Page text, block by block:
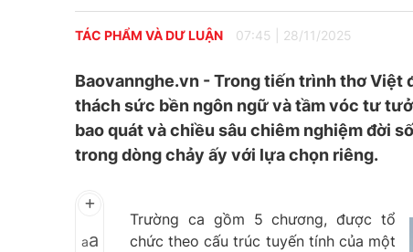
TÁC PHẨM VÀ DƯ LUẬN 07:45 28/11/2025
Baovannghe.vn - Trong tiến trình thơ
thách sức bền ngôn ngữ và tầm vóc tư
bao quát và chiều sâu chiêm nghiệm đời
trong dòng chảy ấy với lựa chọn riêng.
aa
Trường ca gồm 5 chương, được tổ
chức theo cấu trúc tuyến tính của một